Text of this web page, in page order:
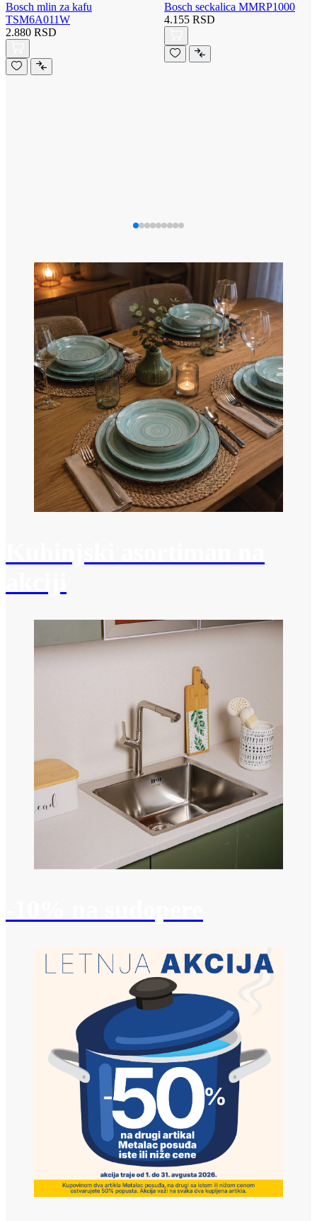
Bosch mlin za kafu
TSM6A011W
2.880 RSD
Bosch seckalica MMRP1000
4.155 RSD